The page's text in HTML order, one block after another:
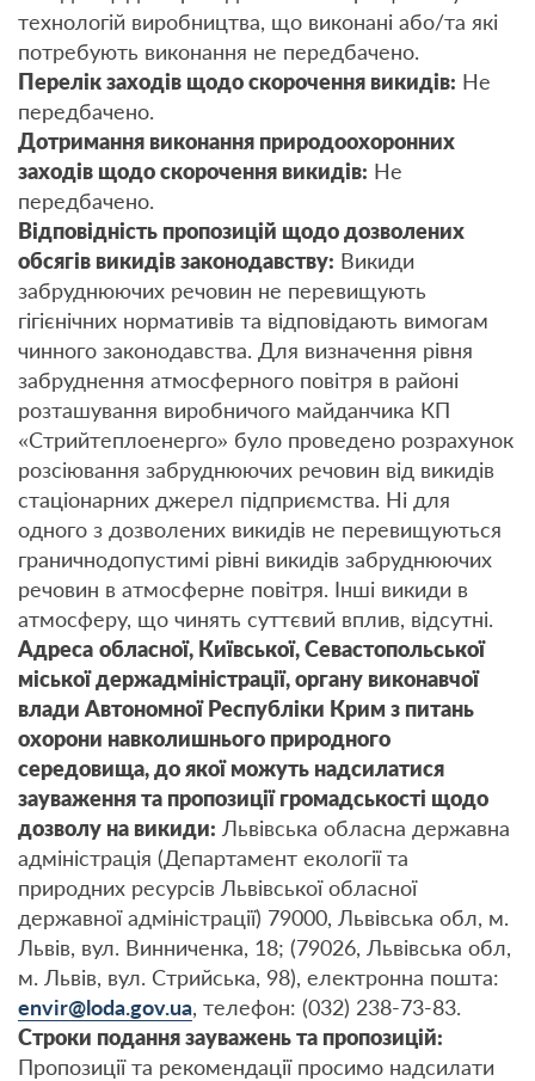
технологій виробництва, що виконані або/та які
потребують виконання не передбачено.
Перелік заходів щодо скорочення викидів: Не
передбачено.
Дотримання виконання природоохоронних
заходів щодо скорочення викидів: Не
передбачено.
Відповідність пропозицій щодо дозволених
обсягів викидів законодавству: Викиди
забруднюючих речовин не перевищують
гігієнічних нормативів та відповідають вимогам
чинного законодавства. Для визначення рівня
забруднення атмосферного повітря в районі
розташування виробничого майданчика КП
«Стрийтеплоенерго» було проведено розрахунок
розсіювання забруднюючих речовин від викидів
стаціонарних джерел підприємства. Ні для
одного з дозволених викидів не перевищуються
граничнодопустимі рівні викидів забруднюючих
речовин в атмосферне повітря. Інші викиди в
атмосферу, що чинять суттєвий вплив, відсутні.
Адреса обласної, Київської, Севастопольської
міської держадміністрації, органу виконавчої
влади Автономної Республіки Крим з питань
охорони навколишнього природного
середовища, до якої можуть надсилатися
зауваження та пропозиції громадськості щодо
дозволу на викиди: Львівська обласна державна
адміністрація (Департамент екології та
природних ресурсів Львівської обласної
державної адміністрації) 79000, Львівська обл, м.
Львів, вул. Винниченка, 18; (79026, Львівська обл,
м. Львів, вул. Стрийська, 98), електронна пошта:
envir@loda.gov.ua, телефон: (032) 238-73-83.
Строки подання зауважень та пропозицій:
Пропозиції та рекомендації просимо надсилати